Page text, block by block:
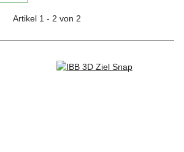
Artikel 1 - 2 von 2